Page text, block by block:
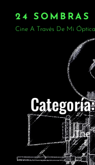
24 SOMBRAS
Cine A Través De Mi
The